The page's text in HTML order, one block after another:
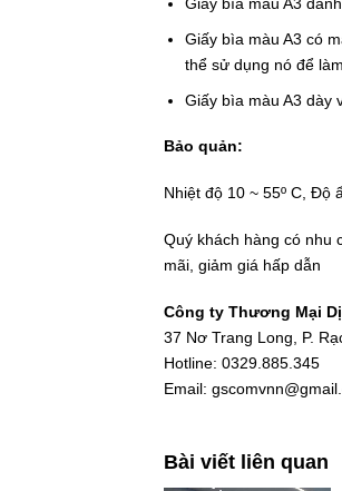
Giấy bìa màu A3
Giấy bìa màu A3 có
thể sử dụng nó để
Giấy bìa màu A3 dày
Bảo quản:
Nhiệt độ 10 ~ 55º C, Độ
Quý khách hàng có nhu
mãi, giảm giá hấp dẫn
Công ty Thương Mại
37 Nơ Trang Long, P.
Hotline: 0329.885.345
Email:
Bài viết liên quan